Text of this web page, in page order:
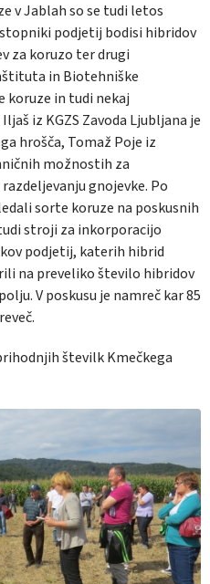
v Jablah so se tudi letos
podjetij bodisi hibridov
za koruzo ter drugi
in Biotehniške
koruze in tudi nekaj
iz KGZS Zavoda Ljubljana je
hrošča, Tomaž Poje iz
možnostih za
gnojevke. Po
sorte koruze na poskusnih
stroji za inkorporacijo
podjetij, katerih hibrid
na preveliko število hibridov
V poskusu je namreč kar 85
številk Kmečkega